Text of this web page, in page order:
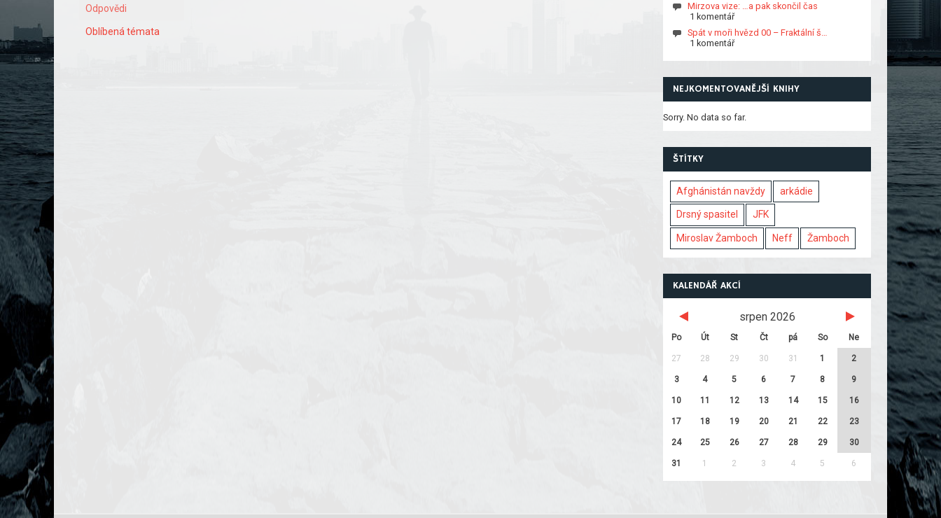
Odpovědi
Oblíbená témata
Mirzova vize: …a pak skončil čas
1 komentář
Spát v moři hvězd 00 – Fraktální š…
1 komentář
NEJKOMENTOVANĚJŠÍ KNIHY
Sorry. No data so far.
ŠTÍTKY
Afghánistán navždy arkádie
Drsný spasitel JFK
Miroslav Žamboch Neff Žamboch
KALENDÁŘ AKCÍ
srpen 2026
Po Út St Čt pá So Ne
27 28 29 30 31 1 2
3 4 5 6 7 8 9
10 11 12 13 14 15 16
17 18 19 20 21 22 23
24 25 26 27 28 29 30
31 1 2 3 4 5 6